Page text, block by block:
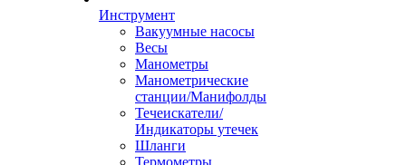
Инструмент
Вакуумные насосы
Весы
Манометры
Манометрические
станции/Манифолды
Течеискатели/
Индикаторы утечек
Шланги
Термометры